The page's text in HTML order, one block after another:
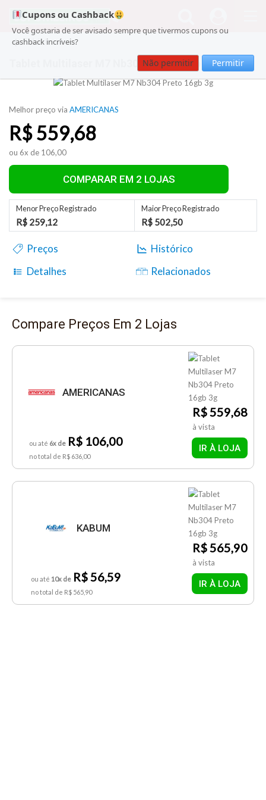
Cupons ou Cashback
Você gostaria de ser avisado sempre que tivermos cupons ou
cashback incríveis?
Não permitir Permitir
Tablet
Tablet Multilaser M7 Nb304 Preto 16gb 3g
Melhor preço via AMERICANAS
R$559,68
ou 6x de 106,00
COMPARAR EM 2 LOJAS
Menor Preço Registrado
R$ 259,12
Maior Preço Registrado
R$ 502,50
Preços
Histórico
Detalhes
Relacionados
Compare Preços Em 2 Lojas
AMERICANAS
R$ 559,68
à vista
ou até 6x de R$ 106,00
no total de R$ 636,00
IR À LOJA
KABUM
R$ 565,90
à vista
ou até 10x de R$ 56,59
no total de R$ 565,90
IR À LOJA